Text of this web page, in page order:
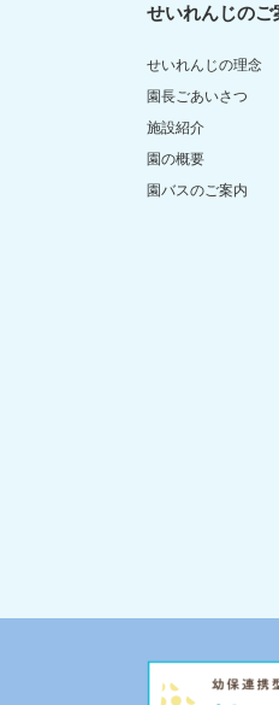
せいれんじのご
せいれんじの理念
園長ごあいさつ
施設紹介
園の概要
園バスのご案内